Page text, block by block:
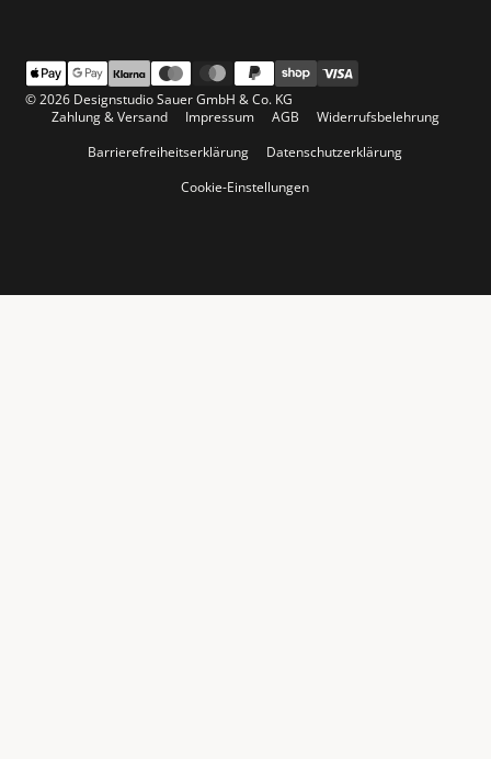
© 2026 Designstudio Sauer GmbH & Co. KG
Zahlung & Versand
Impressum AGB
Widerrufsbelehrung
Barrierefreiheitserklärung
Datenschutzerklärung
Cookie-Einstellungen